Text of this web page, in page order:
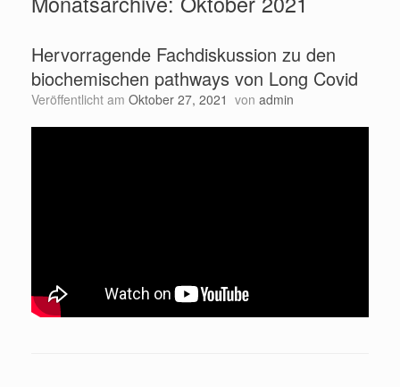
Hervorragende Fachdiskussion zu den
biochemischen pathways von Long Covid
Veröffentlicht am Oktober 27, 2021 von admin